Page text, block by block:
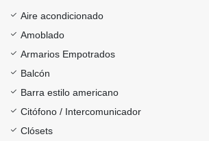
Aire acondicionado
Amoblado
Armarios Empotrados
Balcón
Barra estilo americano
Citófono / Intercomunicador
Clósets